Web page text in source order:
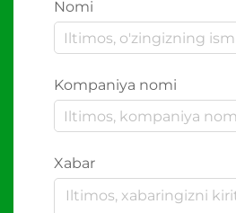
Nomi
Kompaniya nomi
Xabar